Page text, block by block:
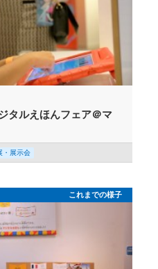
タルえほんフェア＠マ
・展示会
これまでの様子